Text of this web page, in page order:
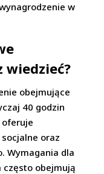
w
wiedzieć?
obejmujące
40 godzin
oferuje
oraz
Wymagania dla
obejmują